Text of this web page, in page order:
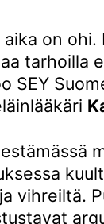
on
tarhoilla
SEY
vihreiltä.